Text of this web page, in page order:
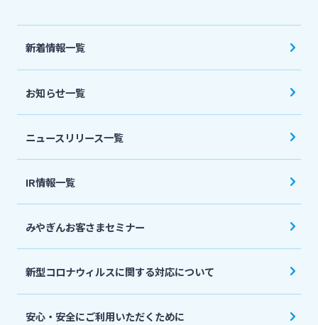
株主・投資家の皆さま
ニュースリリース一覧
採用情報
新着情報一覧
お知らせ一覧
ニュースリリース一覧
IR情報一覧
みやぎんお客さまセミナー
新型コロナウィルスに関する対応について
安心・安全にご利用いただくために